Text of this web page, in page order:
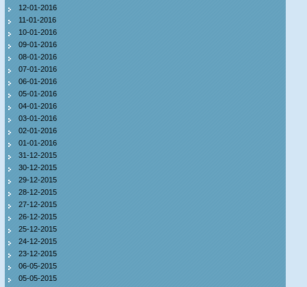
12-01-2016
11-01-2016
10-01-2016
09-01-2016
08-01-2016
07-01-2016
06-01-2016
05-01-2016
04-01-2016
03-01-2016
02-01-2016
01-01-2016
31-12-2015
30-12-2015
29-12-2015
28-12-2015
27-12-2015
26-12-2015
25-12-2015
24-12-2015
23-12-2015
06-05-2015
05-05-2015